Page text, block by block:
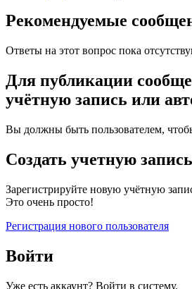
Рекомендуемые
Ответы на этот вопрос пока
Для публикации
учётную запись или
Вы должны быть пользователем,
Создать учетную запись
Зарегистрируйте новую учётную
Это очень просто!
Регистрация нового пользователя
Войти
Уже есть аккаунт? Войти в систему.